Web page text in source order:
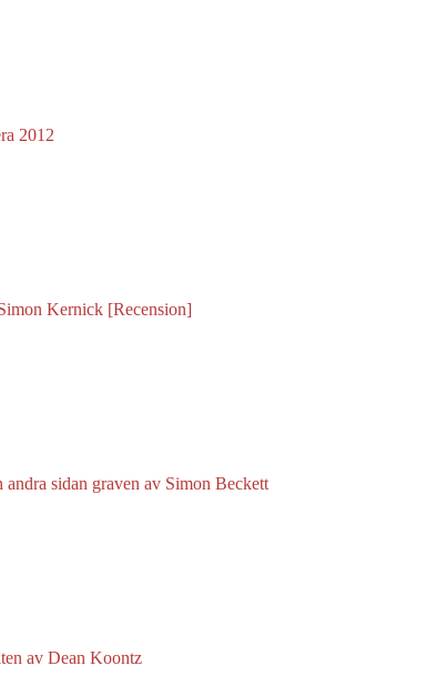
2012
Kernick [Recension]
andra sidan graven av Simon Beckett
av Dean Koontz